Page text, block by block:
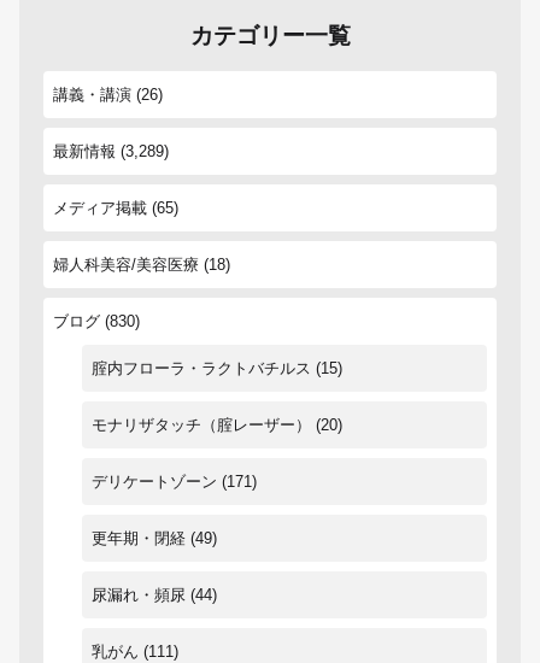
カテゴリー一覧
講義・講演 (26)
最新情報 (3,289)
メディア掲載 (65)
婦人科美容/美容医療 (18)
ブログ (830)
腟内フローラ・ラクトバチルス (15)
モナリザタッチ（腟レーザー） (20)
デリケートゾーン (171)
更年期・閉経 (49)
尿漏れ・頻尿 (44)
乳がん (111)